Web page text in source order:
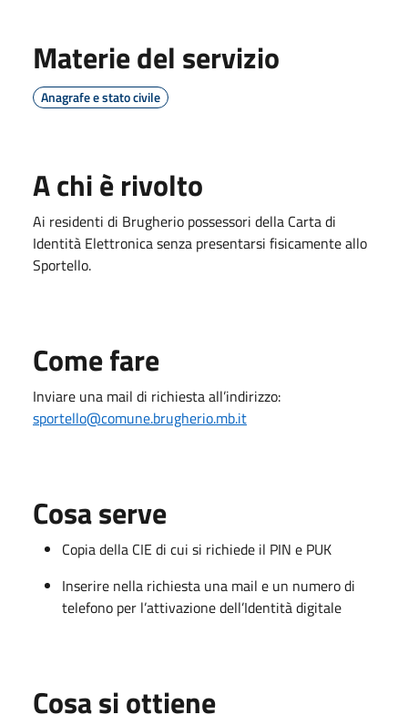
Materie del servizio
Anagrafe e stato civile
A chi è rivolto
Ai residenti di Brugherio possessori della Carta di
Identità Elettronica senza presentarsi fisicamente allo
Sportello.
Come fare
Inviare una mail di richiesta all’indirizzo:
sportello@comune.brugherio.mb.it
Cosa serve
Copia della CIE di cui si richiede il PIN e PUK
Inserire nella richiesta una mail e un numero di
telefono per l’attivazione dell’Identità digitale
Cosa si ottiene